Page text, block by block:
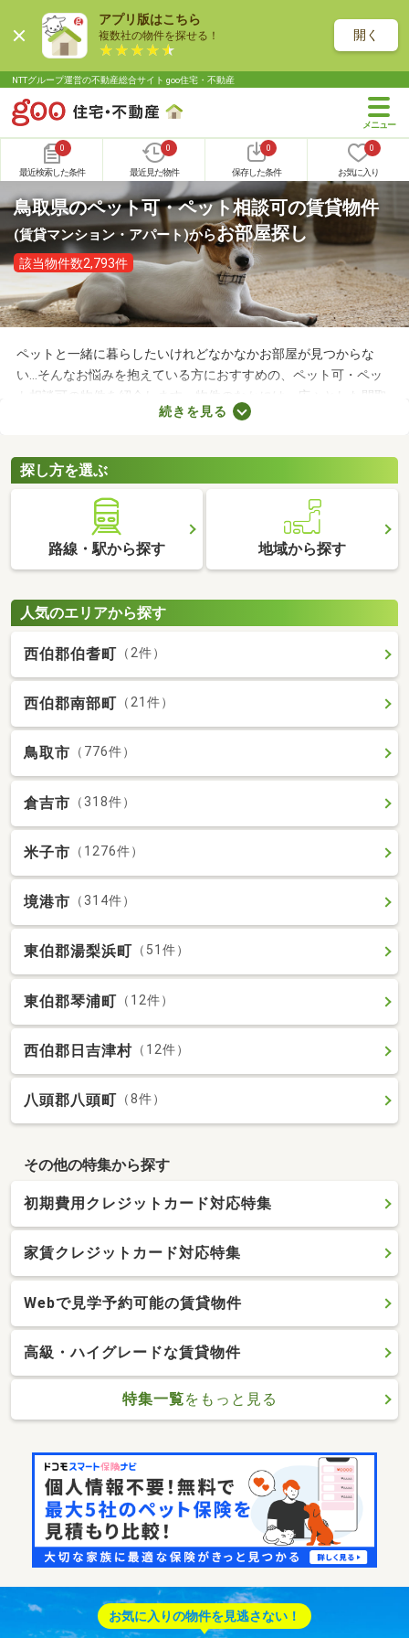
アプリ版はこちら
複数社の物件を探せる！ 開く
NTTグループ運営の不動産総合サイト goo住宅・不動産
0
最近検索した条件
0
最近見た物件
0
保存した条件
0
お気に入り
鳥取県のペット可・ペット相談可の賃貸物件
(賃貸マンション・アパート)からお部屋探し
該当物件数2,793件
ペットと一緒に暮らしたいけれどなかなかお部屋が見つからな
い…そんなお悩みを抱えている方におすすめの、ペット可・ペッ
ト相談可の物件を紹介します。物件のなかには、広々とした間取
りや新しい設備を備えているお部屋もあります。人とペットが安
できるお部屋を探してみてくださいね。
続きを見る
探し方を選ぶ
路線・駅から探す 地域から探す
人気のエリアから探す
西伯郡伯耆町 （2件）
西伯郡南部町 （21件）
鳥取市 （776件）
倉吉市 （318件）
米子市 （1276件）
境港市 （314件）
東伯郡湯梨浜町 （51件）
東伯郡琴浦町 （12件）
西伯郡日吉津村 （12件）
八頭郡八頭町 （8件）
その他の特集から探す
初期費用クレジットカード対応特集
家賃クレジットカード対応特集
Webで見学予約可能の賃貸物件
高級・ハイグレードな賃貸物件
特集一覧をもっと見る
お気に入りの物件を見逃さない！